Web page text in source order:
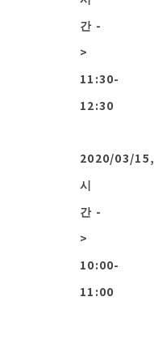
간 -
>
11:30-
12:30
2020/03/15,
시
간 -
>
10:00-
11:00